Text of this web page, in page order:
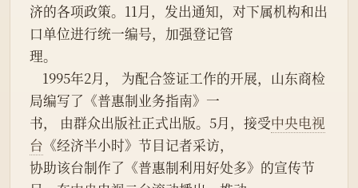
济的各项政策。11月，发出通知，对下属机构和出
口单位进行统一编号，加强登记管
理。
局编写了《普惠制业务指南》一
书， 由群众出版社正式出版。5月，接受中央电视
台 《经济半小时》节目记者采访，
协助该台制作了《普惠制利用好处多》的宣传节